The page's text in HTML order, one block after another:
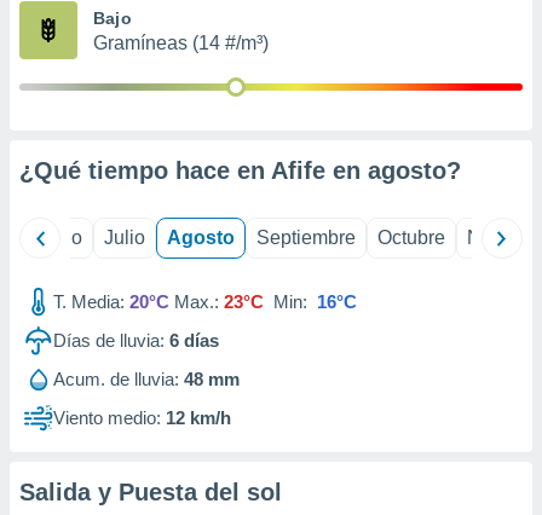
publicidad
publicidad
1199
Bajo
Gramíneas (14 #/m³)
¿Qué tiempo hace en Afife en agosto?
Junio Julio Agosto Septiembre Octubre
T. Media: 20°C Max.: 23°C Min: 16°C
Días de lluvia: 6 días
Acum. de lluvia: 48 mm
Viento medio: 12 km/h
Salida y Puesta del sol